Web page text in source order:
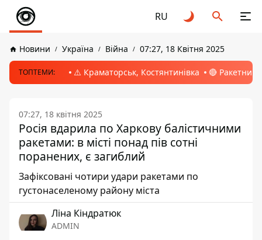
RU
Новини Україна Війна 07:27, 18 Квітня 2025
ТОПТЕМИ: ⚠️ Краматорськ, Костянтинівка 🔴 Ракетний
07:27, 18 квітня 2025
Росія вдарила по Харкову балістичними
ракетами: в місті понад пів сотні
поранених, є загиблий
Зафіксовані чотири удари ракетами по
густонаселеному району міста
Ліна Кіндратюк
ADMIN